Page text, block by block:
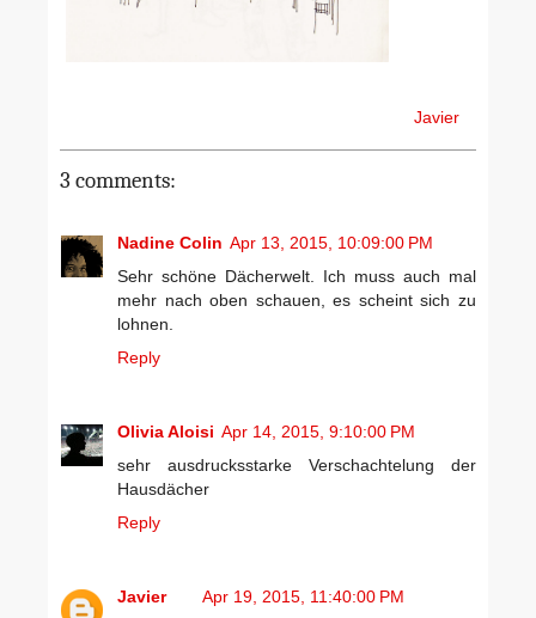
Javier
3 comments:
Nadine Colin Apr 13, 2015, 10:09:00 PM
Sehr schöne Dächerwelt. Ich muss auch mal
mehr nach oben schauen, es scheint sich zu
lohnen.
Reply
Olivia Aloisi Apr 14, 2015, 9:10:00 PM
sehr ausdrucksstarke Verschachtelung der
Hausdächer
Reply
Javier
Apr 19, 2015, 11:40:00 PM